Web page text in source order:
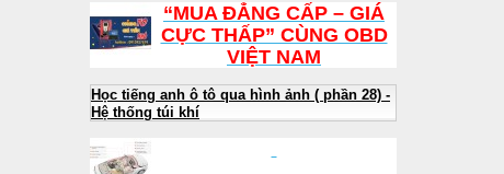
“MUA ĐẲNG CẤP – GIÁ
CỰC THẤP” CÙNG OBD
VIỆT NAM
Học tiếng anh ô tô qua hình ảnh ( phần 28) -
Hệ thống túi khí